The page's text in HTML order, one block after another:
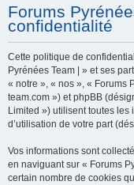
Forums
confidentialité
Cette politique de
Pyrénées Team | » et ses
« notre », « nos », « Forums
team.com ») et phpBB
Limited ») utilisent toutes
d’utilisation de votre part
Vos informations sont
en naviguant sur « Forums
certain nombre de cookies